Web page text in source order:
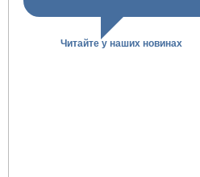
Читайте у наших новинах